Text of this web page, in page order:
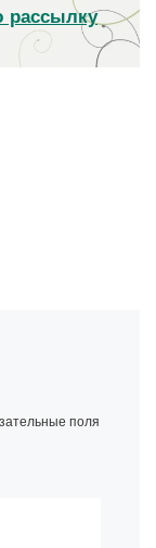
рассылку
поля